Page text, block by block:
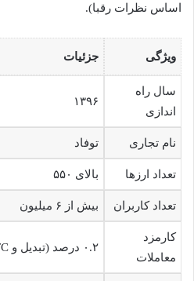
اساس نظرات رقبا).
ویژگی جزئیات
سال راه
اندازی
۱۳۹۶
نام تجاری توفاد
تعداد ارزها بالای ۵۵۰
تعداد کاربران بیش از ۶ میلیون
کارمزد
معاملات
۰.۲ درصد (تبدیل و OTC)، ۰.۳ درصد (P2P ثابت)